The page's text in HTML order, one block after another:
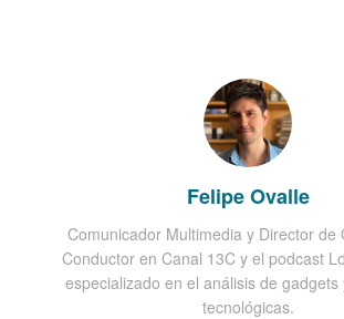
Felipe Ovalle
Comunicador Multimedia y Director de
Conductor en Canal 13C y el podcast
especializado en el análisis de gadgets
tecnológicas.